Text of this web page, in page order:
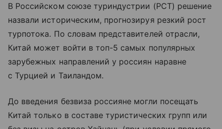
В Российском союзе туриндустрии (РСТ) решение
назвали историческим, прогнозируя резкий рост
турпотока. По словам представителей отрасли,
Китай может войти в топ-5 самых популярных
зарубежных направлений у россиян наравне
с Турцией и Таиландом.
До введения безвиза россияне могли посещать
Китай только в составе туристических групп или